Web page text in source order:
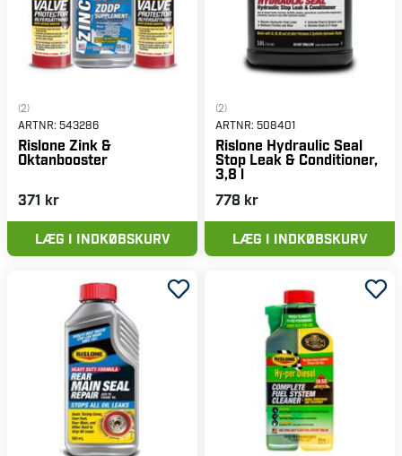
(2)
ARTNR: 543286
Rislone Zink &
Oktanbooster
371 kr
LÆG I INDKØBSKURV
(2)
ARTNR: 508401
Rislone Hydraulic Seal
Stop Leak & Conditioner,
3,8 l
778 kr
LÆG I INDKØBSKURV